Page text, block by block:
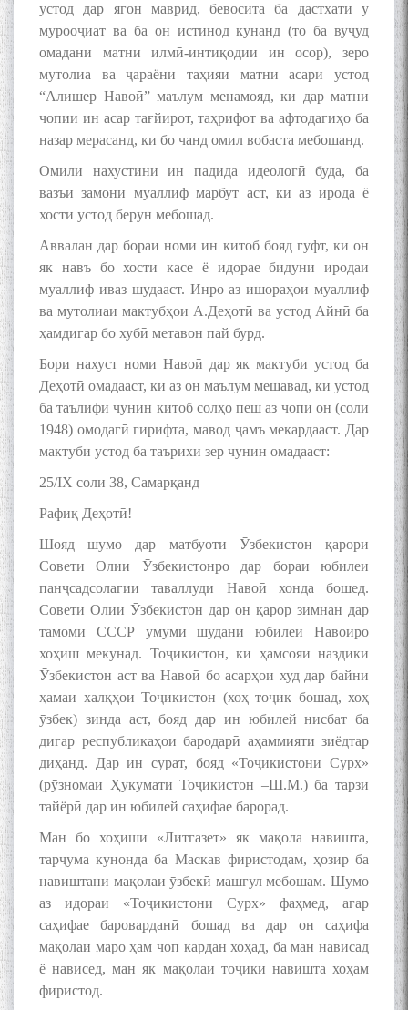
устод дар ягон маврид, бевосита ба дастхати ӯ
мурооҷиат ва ба он истинод кунанд (то ба вуҷуд
омадани матни илмӣ-интиқодии ин осор), зеро
мутолиа ва ҷараёни таҳияи матни асари устод
“Алишер Навоӣ” маълум менамояд, ки дар матни
чопии ин асар тағйирот, таҳрифот ва афтодагиҳо ба
назар мерасанд, ки бо чанд омил вобаста мебошанд.
Омили нахустини ин падида идеологӣ буда, ба
вазъи замони муаллиф марбут аст, ки аз ирода ё
хости устод берун мебошад.
Аввалан дар бораи номи ин китоб бояд гуфт, ки он
як навъ бо хости касе ё идорае бидуни иродаи
муаллиф иваз шудааст. Инро аз ишораҳои муаллиф
ва мутолиаи мактубҳои А.Деҳотӣ ва устод Айнӣ ба
ҳамдигар бо хубӣ метавон пай бурд.
Бори нахуст номи Навоӣ дар як мактуби устод ба
Деҳотӣ омадааст, ки аз он маълум мешавад, ки устод
ба таълифи чунин китоб солҳо пеш аз чопи он (соли
1948) омодагӣ гирифта, мавод ҷамъ мекардааст. Дар
мактуби устод ба таърихи зер чунин омадааст:
25/IX соли 38, Самарқанд
Рафиқ Деҳотӣ!
Шояд шумо дар матбуоти Ӯзбекистон қарори
Совети Олии Ӯзбекистонро дар бораи юбилеи
панҷсадсолагии таваллуди Навоӣ хонда бошед.
Совети Олии Ӯзбекистон дар он қарор зимнан дар
тамоми СССР умумӣ шудани юбилеи Навоиро
хоҳиш мекунад. Тоҷикистон, ки ҳамсояи наздики
Ӯзбекистон аст ва Навоӣ бо асарҳои худ дар байни
ҳамаи халқҳои Тоҷикистон (хоҳ тоҷик бошад, хоҳ
ӯзбек) зинда аст, бояд дар ин юбилей нисбат ба
дигар республикаҳои бародарӣ аҳаммияти зиёдтар
диҳанд. Дар ин сурат, бояд «Тоҷикистони Сурх»
(рӯзномаи Ҳукумати Тоҷикистон –Ш.М.) ба тарзи
тайёрӣ дар ин юбилей саҳифае барорад.
Ман бо хоҳиши «Литгазет» як мақола навишта,
тарҷума кунонда ба Маскав фиристодам, ҳозир ба
навиштани мақолаи ӯзбекӣ машғул мебошам. Шумо
аз идораи «Тоҷикистони Сурх» фаҳмед, агар
саҳифае бароварданӣ бошад ва дар он саҳифа
мақолаи маро ҳам чоп кардан хоҳад, ба ман нависад
ё нависед, ман як мақолаи тоҷикӣ навишта хоҳам
фиристод.